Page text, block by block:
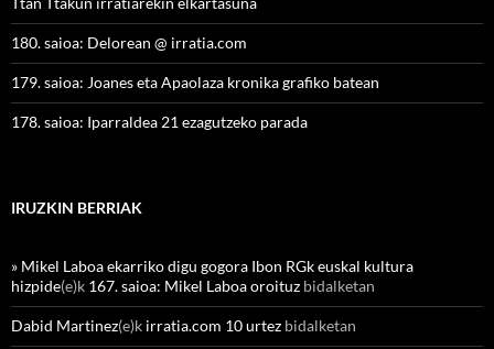
180. saioa: Delorean @ irratia.com
179. saioa: Joanes eta Apaolaza kronika grafiko batean
178. saioa: Iparraldea 21 ezagutzeko parada
IRUZKIN BERRIAK
» Mikel Laboa ekarriko digu gogora Ibon RGk euskal kultura
hizpide(e)k 167. saioa: Mikel Laboa oroituz bidalketan
Dabid Martinez(e)k irratia.com 10 urtez bidalketan